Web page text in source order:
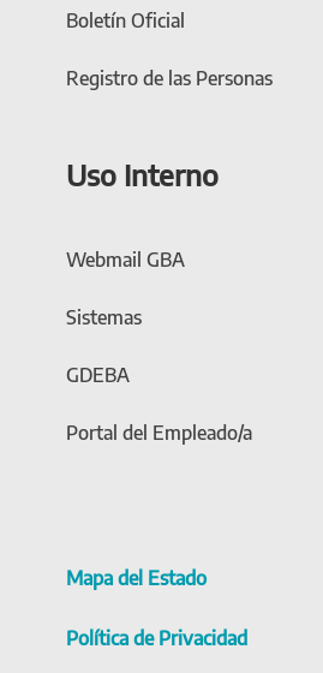
Boletín Oficial
Registro de las Personas
Uso Interno
Webmail GBA
Sistemas
GDEBA
Portal del Empleado/a
Mapa del Estado
Política de Privacidad